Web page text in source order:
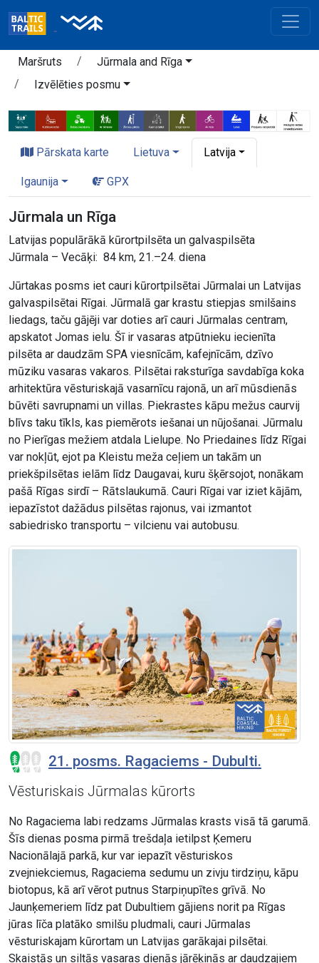
Maršruts
Jūrmala and Rīga
Izvēlēties posmu
Pārskata karte Lietuva Latvija
Igaunija GPX
Jūrmala un Rīga
Latvijas populārākā kūrortpilsēta un galvaspilsēta
Jūrmala – Vecāķi: 84 km, 21.–24. diena
Jūrtakas posms iet cauri kūrortpilsētai Jūrmalai un Latvijas
galvaspilsētai Rīgai. Jūrmalā gar krastu stiepjas smilšains
liedags, taču gājēji var doties arī cauri Jūrmalas centram,
apskatot Jomas ielu. Šī ir vasaras atpūtnieku iecienīta
pilsēta ar daudzām SPA viesnīcām, kafejnīcām, dzīvo
mūziku vasaras vakaros. Pilsētai raksturīga savdabīga koka
arhitektūra vēsturiskajā vasarnīcu rajonā, un arī mūsdienās
būvēti savrupnami un villas. Piekrastes kāpu mežus caurvij
blīvs taku tīkls, kas piemērots iešanai un nūjošanai. Jūrmalu
no Pierīgas mežiem atdala Lielupe. No Priedaines līdz Rīgai
var nokļūt, ejot pa Kleistu meža ceļiem un takām un
priekšpilsētas ielām līdz Daugavai, kuru šķērsojot, nonākam
pašā Rīgas sirdī – Rātslaukumā. Cauri Rīgai var iziet kājām,
iepazīstot dažādus pilsētas rajonus, vai izmantot
sabiedrisko transportu – vilcienu vai autobusu.
21. posms. Ragaciems - Dubulti.
Vēsturiskais Jūrmalas kūrorts
No Ragaciema labi redzams Jūrmalas krasts visā tā garumā.
Šīs dienas posma pirmā trešdaļa ietilpst Ķemeru
Nacionālajā parkā, kur var iepazīt vēsturiskos
zvejniekciemus, Ragaciema sedumu un zivju tirdziņu, kāpu
biotopus, kā arī vērot putnus Starpiņupītes grīvā. No
Jaunķemeriem līdz pat Dubultiem gājiens norit pa Rīgas
jūras līča platāko smilšu pludmali, cauri Jūrmalas
vēsturiskajam kūrortam un Latvijas garākajai pilsētai.
Skaistās un siltās vasaras dienās jārēķinās ar daudzajiem